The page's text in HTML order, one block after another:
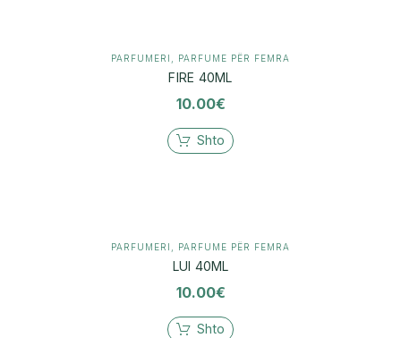
PARFUMERI PARFUME PËR FEMRA
FIRE 40ML
10.00€
Shto
PARFUMERI PARFUME PËR FEMRA
LUI 40ML
10.00€
Shto